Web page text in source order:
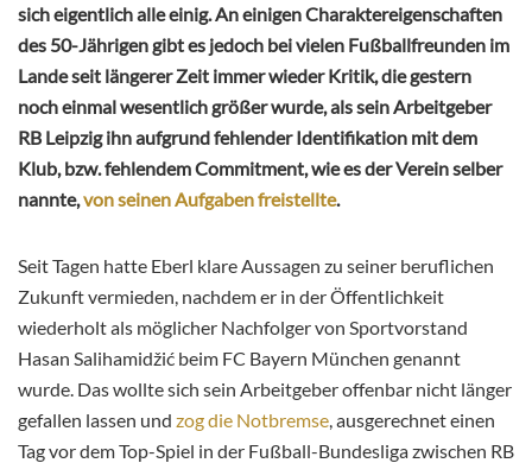
sich eigentlich alle einig. An einigen Charaktereigenschaften
des 50-Jährigen gibt es jedoch bei vielen Fußballfreunden im
Lande seit längerer Zeit immer wieder Kritik, die gestern
noch einmal wesentlich größer wurde, als sein Arbeitgeber
RB Leipzig ihn aufgrund fehlender Identifikation mit dem
Klub, bzw. fehlendem Commitment, wie es der Verein selber
nannte,von seinen Aufgaben freistellte.
Seit Tagen hatte Eberl klare Aussagen zu seiner beruflichen
Zukunft vermieden, nachdem er in der Öffentlichkeit
wiederholt als möglicher Nachfolger von Sportvorstand
Hasan Salihamidžić beim FC Bayern München genannt
wurde. Das wollte sich sein Arbeitgeber offenbar nicht länger
gefallen lassen und zog die Notbremse , ausgerechnet einen
Tag vor dem Top-Spiel in der Fußball-Bundesliga zwischen RB